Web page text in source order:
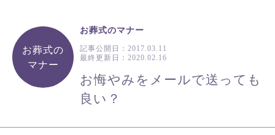
お葬式の
マナー
お葬式のマナー
記事公開日： 2017.03.11
最終更新日： 2020.02.16
お悔やみをメールで送っても
良い？